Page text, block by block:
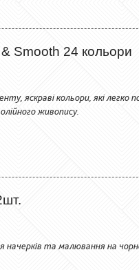
Smooth 24 кольори
яскраві кольори, які
живопису.
начерків та малювання на